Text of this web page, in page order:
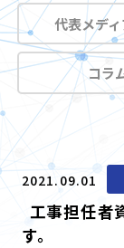
代表メデ
コラ
2021.09.01
工事担任者
す。